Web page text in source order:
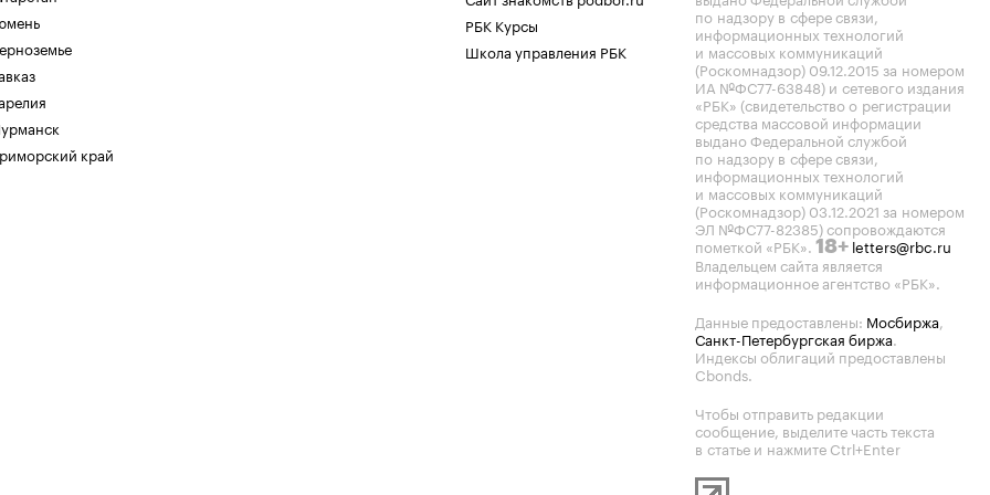
край
РБК Курсы
Школа управления РБК
по надзору в сфере связи,
информационных технологий
и массовых коммуникаций
(Роскомнадзор) 09.12.2015 за номером
ИА №ФС77-63848) и сетевого издания
«РБК» (свидетельство о регистрации
средства массовой информации
выдано Федеральной службой
по надзору в сфере связи,
информационных технологий
и массовых коммуникаций
(Роскомнадзор) 03.12.2021 за номером
ЭЛ №ФС77-82385) сопровождаются
пометкой «РБК». 18+ letters@rbc.ru
Владельцем сайта является
информационное агентство «РБК».
Данные предоставлены: Мосбиржа,
Санкт-Петербургская биржа.
Индексы облигаций предоставлены
Cbonds.
Чтобы отправить редакции
сообщение, выделите часть текста
в статье и нажмите Ctrl+Enter